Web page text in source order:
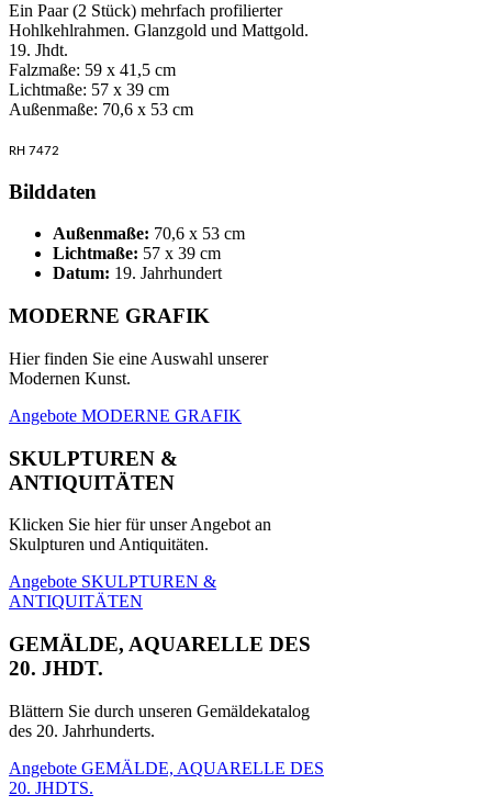
Ein Paar (2 Stück) mehrfach profilierter
Hohlkehlrahmen. Glanzgold und Mattgold.
19. Jhdt.
Falzmaße: 59 x 41,5 cm
Lichtmaße: 57 x 39 cm
Außenmaße: 70,6 x 53 cm
RH 7472
Bilddaten
Außenmaße: 70,6 x 53 cm
Lichtmaße: 57 x 39 cm
Datum: 19. Jahrhundert
MODERNE GRAFIK
Hier finden Sie eine Auswahl unserer
Modernen Kunst.
Angebote MODERNE GRAFIK
SKULPTUREN &
ANTIQUITÄTEN
Klicken Sie hier für unser Angebot an
Skulpturen und Antiquitäten.
Angebote SKULPTUREN &
ANTIQUITÄTEN
GEMÄLDE, AQUARELLE DES
20. JHDT.
Blättern Sie durch unseren Gemäldekatalog
des 20. Jahrhunderts.
Angebote GEMÄLDE, AQUARELLE DES
20. JHDTS.